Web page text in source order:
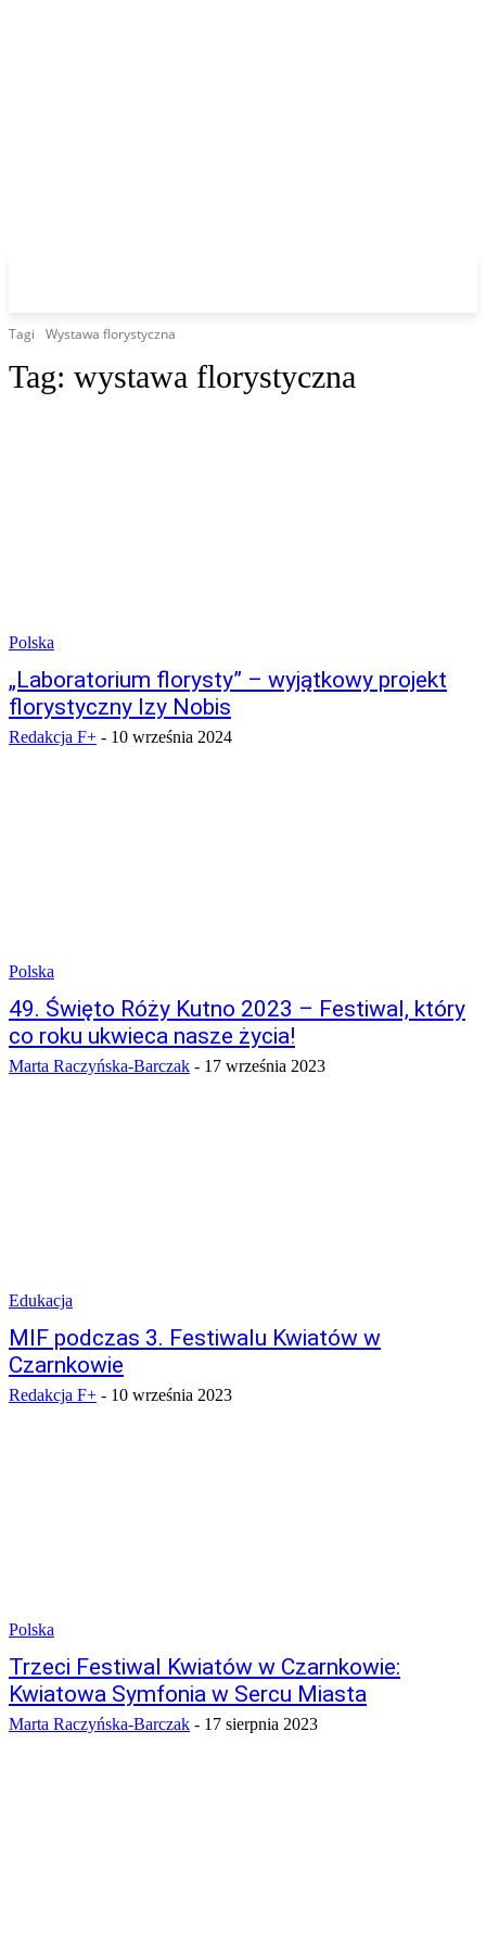
Tagi Wystawa florystyczna
Tag: wystawa florystyczna
Polska
„Laboratorium florysty” – wyjątkowy projekt
florystyczny Izy Nobis
Redakcja F+ - 10 września 2024
Polska
49. Święto Róży Kutno 2023 – Festiwal, który
co roku ukwieca nasze życia!
Marta Raczyńska-Barczak - 17 września 2023
Edukacja
MIF podczas 3. Festiwalu Kwiatów w
Czarnkowie
Redakcja F+ - 10 września 2023
Polska
Trzeci Festiwal Kwiatów w Czarnkowie:
Kwiatowa Symfonia w Sercu Miasta
Marta Raczyńska-Barczak - 17 sierpnia 2023